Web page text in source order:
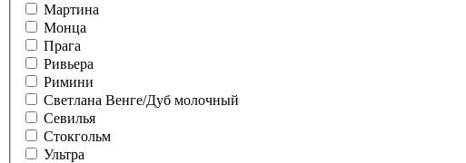
Мартина
Монца
Прага
Ривьера
Римини
Светлана Венге/Дуб молочный
Севилья
Стокгольм
Ультра